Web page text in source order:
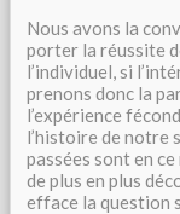
Nous avons la
porter la réussite
l’individuel, si
prenons donc la
l’expérience
l’histoire de notre
passées sont en
de plus en plus
efface la question